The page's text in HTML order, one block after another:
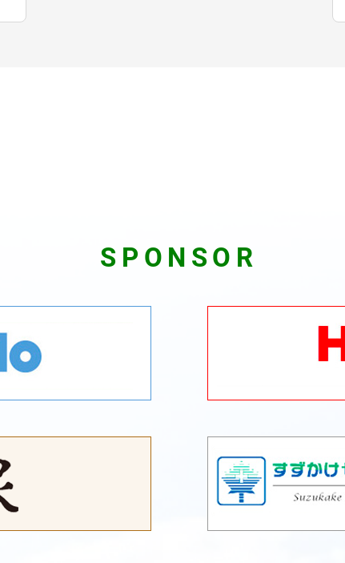
SPONSOR